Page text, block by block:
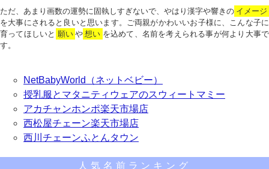
ただ、あまり画数の運勢に固執しすぎないで、やはり漢字や響きの イメージ
を大事にされると良いと思います。ご両親がかわいいお子様に、こんな子に
育ってほしいと 願い や 想い を込めて、名前を考えられる事が何より大事で
す。
NetBabyWorld（ネットベビー）
授乳服とマタニティウェアのスウィートマミー
アカチャンホンポ楽天市場店
西松屋チェーン楽天市場店
西川チェーンふとんタウン
人気名前ランキング